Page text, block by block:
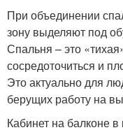
При объединении
зону выделяют под
Спальня – это
сосредоточиться и
Это актуально для
берущих работу на
Кабинет на балконе